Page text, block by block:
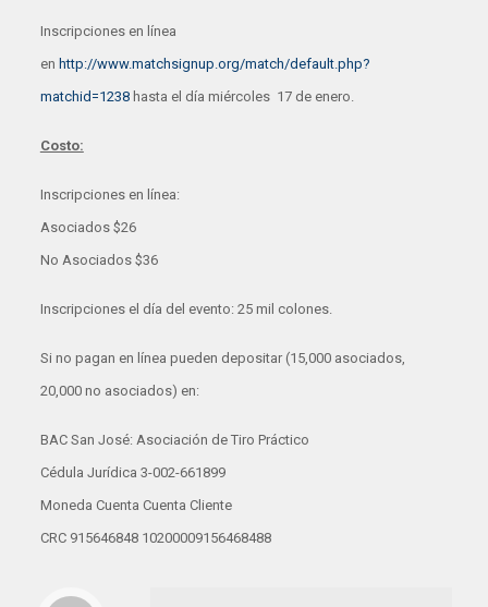
Inscripciones en línea
en http://www.matchsignup.org/match/default.php?
matchid=1238hasta el día miércoles 17 de enero.
Costo:
Inscripciones en línea:
Asociados $26
No Asociados $36
Inscripciones el día del evento: 25 mil colones.
Si no pagan en línea pueden depositar (15,000 asociados,
20,000 no asociados) en:
BAC San José: Asociación de Tiro Práctico
Cédula Jurídica 3-002-661899
Moneda Cuenta Cuenta Cliente
CRC 915646848 10200009156468488